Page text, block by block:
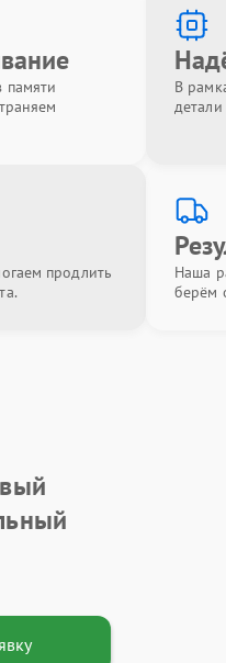
памяти
В
продлить
Наша
берём